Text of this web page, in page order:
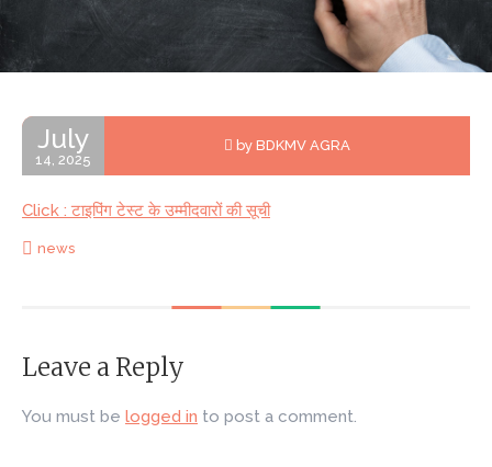
July
14, 2025
by BDKMV AGRA
Click : टाइपिंग टेस्ट के उम्मीदवारों की सूची
news
Leave a Reply
You must be logged in to post a comment.